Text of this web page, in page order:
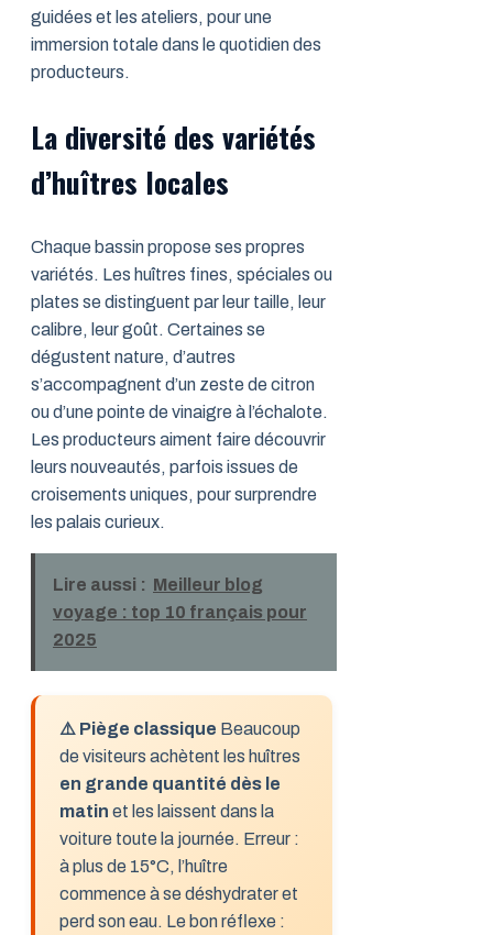
guidées et les ateliers, pour une
immersion totale dans le quotidien des
producteurs.
La diversité des variétés
d’huîtres locales
Chaque bassin propose ses propres
variétés. Les huîtres fines, spéciales ou
plates se distinguent par leur taille, leur
calibre, leur goût. Certaines se
dégustent nature, d’autres
s’accompagnent d’un zeste de citron
ou d’une pointe de vinaigre à l’échalote.
Les producteurs aiment faire découvrir
leurs nouveautés, parfois issues de
croisements uniques, pour surprendre
les palais curieux.
Lire aussi : Meilleur blog
voyage : top 10 français pour
2025
⚠️ Piège classique Beaucoup
de visiteurs achètent les huîtres
en grande quantité dès le
matin et les laissent dans la
voiture toute la journée. Erreur :
à plus de 15°C, l’huître
commence à se déshydrater et
perd son eau. Le bon réflexe :